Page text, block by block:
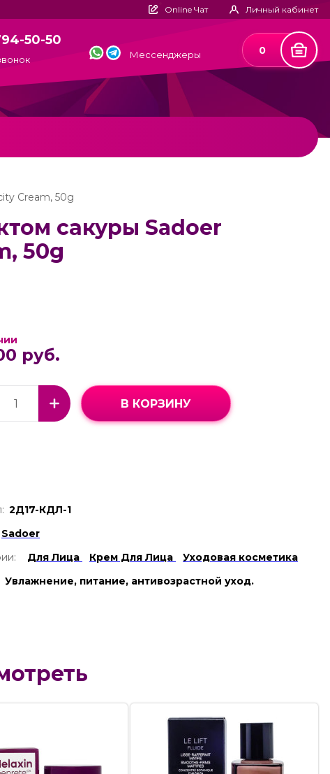
Online Чат Личный кабинет
50-50
Мессенджеры 0
Cream, 50g
сакуры Sadoer
50g
руб.
В КОРЗИНУ
2Д17-КДЛ-1
Sadoer
Для Лица Крем Для Лица
Уходовая косметика
Увлажнение, питание, антивозрастной уход.